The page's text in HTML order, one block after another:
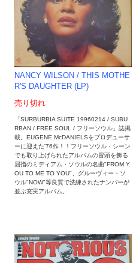
NANCY WILSON / THIS MOTHE
R'S DAUGHTER (LP)
売り切れ
「SURBURBIA SUITE 19960214 / SUBU
RBAN / FREE SOUL / フリーソウル」誌掲
載。EUGENE McDANIELSをプロデューサ
ーに迎えた'76作！！フリーソウル・シーン
でも取り上げられたアルバムの冒頭を飾る
屈指のミディアム・ソウルの名曲"FROM Y
OU TO ME TO YOU"、グルーヴィー・ソ
ウル"NOW"等良質で洗練されたナンバーが
並ぶ充実アルバム。